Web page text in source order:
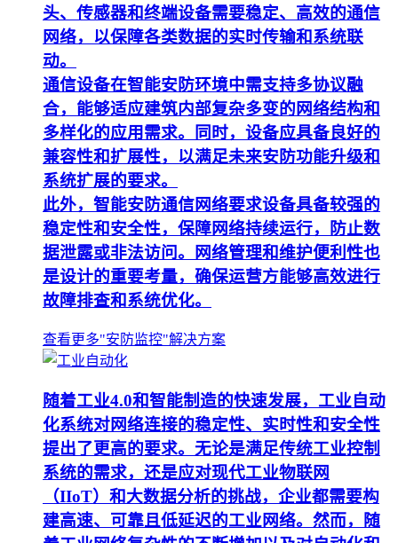
头、传感器和终端设备需要稳定、高效的通信
网络，以保障各类数据的实时传输和系统联
动。
通信设备在智能安防环境中需支持多协议融
合，能够适应建筑内部复杂多变的网络结构和
多样化的应用需求。同时，设备应具备良好的
兼容性和扩展性，以满足未来安防功能升级和
系统扩展的要求。
此外，智能安防通信网络要求设备具备较强的
稳定性和安全性，保障网络持续运行，防止数
据泄露或非法访问。网络管理和维护便利性也
是设计的重要考量，确保运营方能够高效进行
故障排查和系统优化。
查看更多"安防监控"解决方案
随着工业4.0和智能制造的快速发展，工业自动
化系统对网络连接的稳定性、实时性和安全性
提出了更高的要求。无论是满足传统工业控制
系统的需求，还是应对现代工业物联网
（IIoT）和大数据分析的挑战，企业都需要构
建高速、可靠且低延迟的工业网络。然而，随